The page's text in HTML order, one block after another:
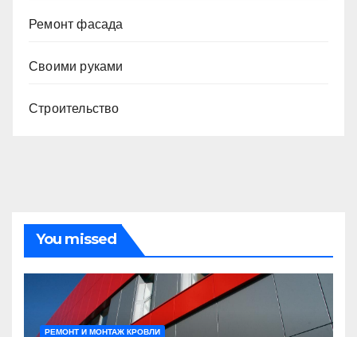
Ремонт фасада
Своими руками
Строительство
You missed
РЕМОНТ И МОНТАЖ КРОВЛИ